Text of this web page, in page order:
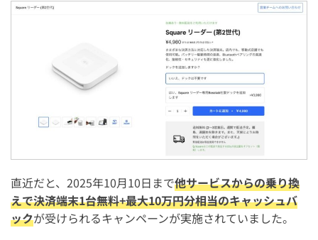
直近だと、2025年10月10日まで他サービスからの乗り換
えで決済端末1台無料+最大10万円分相当のキャッシュバ
ックが受けられるキャンペーンが実施されていました。